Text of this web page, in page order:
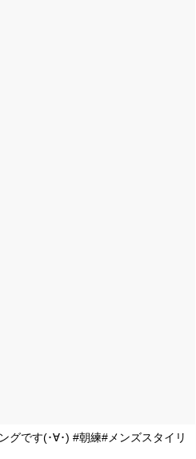
グです(･∀･) #朝練#メンズスタイリ